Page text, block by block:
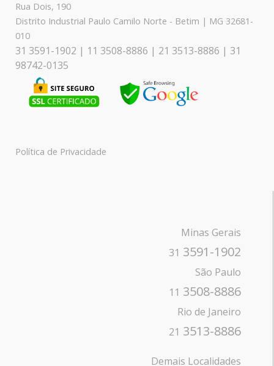
Rua Dois, 190
Distrito Industrial Paulo Camilo Norte - Betim | MG 32681-
010
31 3591-1902 | 11 3508-8886 | 21 3513-8886 | 31
98742-0135
Política de Privacidade
Minas Gerais
31 3591-1902
São Paulo
11 3508-8886
Rio de Janeiro
21 3513-8886
Demais Localidades